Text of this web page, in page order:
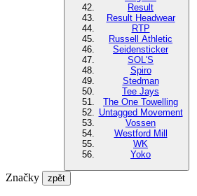
Result
Result Headwear
RTP
Russell Athletic
Seidensticker
SOL'S
Spiro
Stedman
Tee Jays
The One Towelling
Untagged Movement
Vossen
Westford Mill
WK
Yoko
Značky zpět